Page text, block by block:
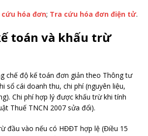
cứu hóa đơn; Tra cứu hóa đơn điện tử.
toán và khấu trừ
chế độ kế toán đơn giản theo Thông tư
sổ cái doanh thu, chi phí (nguyên liệu,
Chi phí hợp lý được khấu trừ khi tính
Thuế TNCN 2007 sửa đổi).
đầu vào nếu có HĐĐT hợp lệ (Điều 15